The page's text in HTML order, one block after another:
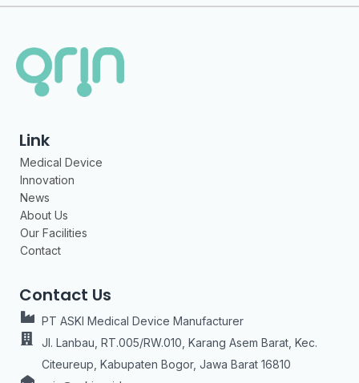
Link
Medical Device
Innovation
News
About Us
Our Facilities
Contact
Contact Us
PT ASKI Medical Device Manufacturer
Jl. Lanbau, RT.005/RW.010, Karang Asem Barat, Kec.
Citeureup, Kabupaten Bogor, Jawa Barat 16810